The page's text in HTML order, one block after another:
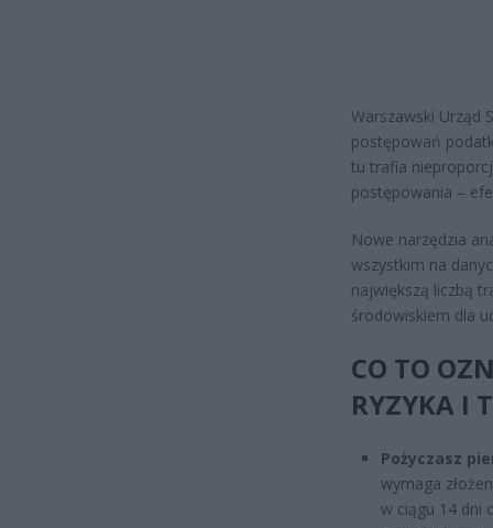
Warszawski Urząd
postępowań
tu trafia
postępowania –
Nowe narzędzia
wszystkim na
największą liczbą
środowiskiem dla
CO TO
RYZYKA I
Pożyczasz
wymaga
w ciągu 14 dni